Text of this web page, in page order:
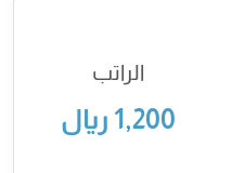
الراتب
1,200 ريال